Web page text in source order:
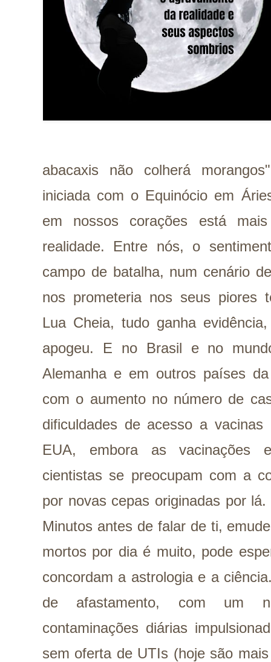
abacaxis não colherá
iniciada com o Equinócio em
em nossos corações está
realidade. Entre nós, o
campo de batalha, num cenário
nos prometeria nos seus piores
Lua Cheia, tudo ganha
apogeu. E no Brasil e no
Alemanha e em outros países
com o aumento no número de
dificuldades de acesso a
EUA, embora as vacinações
cientistas se preocupam com a
por novas cepas originadas por
Minutos antes de falar de ti,
mortos por dia é muito, pode
concordam a astrologia e a
de afastamento, com um
contaminações diárias
sem oferta de UTIs (hoje são